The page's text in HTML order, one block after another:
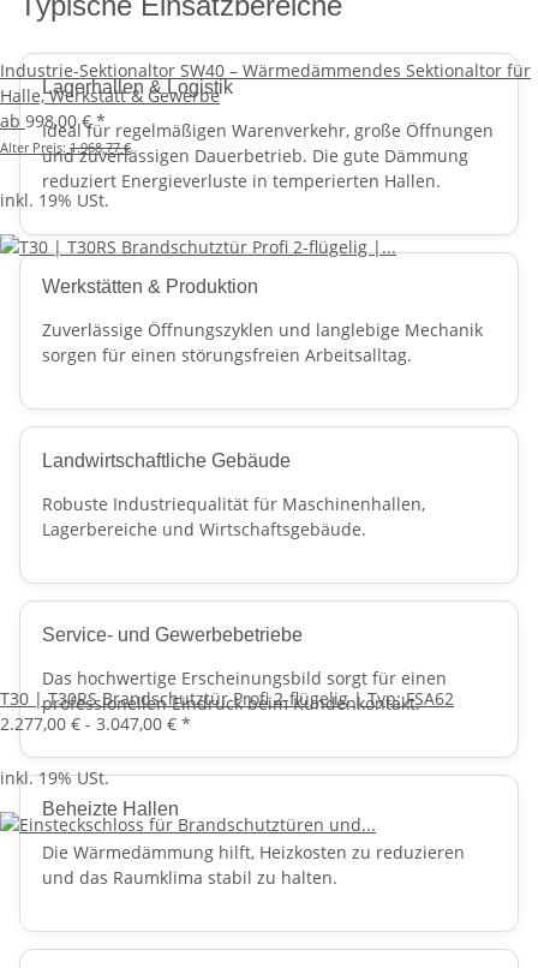
Lagerhallen & Logistik
Ideal für regelmäßigen Warenverkehr, große Öffnungen
und zuverlässigen Dauerbetrieb. Die gute Dämmung
reduziert Energieverluste in temperierten Hallen.
Werkstätten & Produktion
Zuverlässige Öffnungszyklen und langlebige Mechanik
sorgen für einen störungsfreien Arbeitsalltag.
Landwirtschaftliche Gebäude
Robuste Industriequalität für Maschinenhallen,
Lagerbereiche und Wirtschaftsgebäude.
Service- und Gewerbebetriebe
Das hochwertige Erscheinungsbild sorgt für einen
professionellen Eindruck beim Kundenkontakt.
Beheizte Hallen
Die Wärmedämmung hilft, Heizkosten zu reduzieren
und das Raumklima stabil zu halten.
Industrie-Sektionaltor SW40 – Wärmedämmendes Sektionaltor für
Halle, Werkstatt & Gewerbe
ab 998,00 €*
Alter Preis: 1.968,77 €
inkl. 19% USt.
T30 | T30RS Brandschutztür Profi 2-flügelig | Typ: FSA62
2.277,00 € - 3.047,00 € *
inkl. 19% USt.